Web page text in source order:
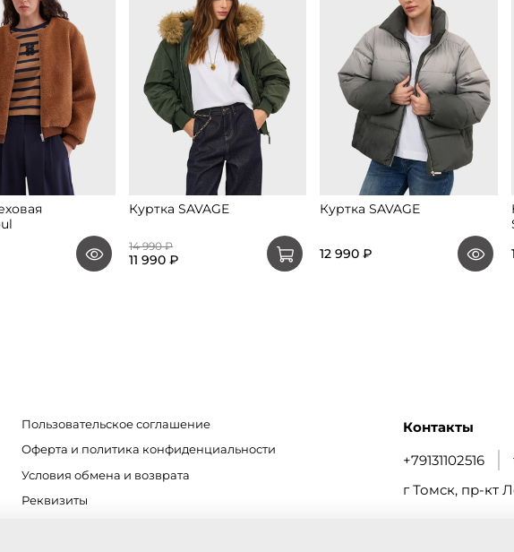
Куртка SAVAGE
14 990 ₽
11 990 ₽
Куртка SAVAGE
12 990 ₽
Пользовательское соглашение
Оферта и политика конфиденциальности
Условия обмена и возврата
Реквизиты
Контакты
+79131102516
г Томск, пр-кт